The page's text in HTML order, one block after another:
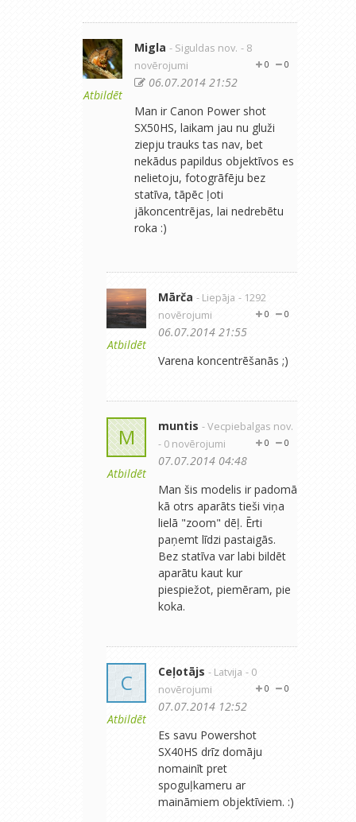
Atbildēt
Migla - Siguldas nov. - 8
novērojumi
0
0
06.07.2014 21:52
Man ir Canon Power shot
SX50HS, laikam jau nu gluži
ziepju trauks tas nav, bet
nekādus papildus objektīvos es
nelietoju, fotogrāfēju bez
statīva, tāpēc ļoti
jākoncentrējas, lai nedrebētu
roka :)
Atbildēt
Mārča - Liepāja - 1292
novērojumi
0
0
06.07.2014 21:55
Varena koncentrēšanās ;)
M
Atbildēt
muntis - Vecpiebalgas nov.
- 0 novērojumi
0
0
07.07.2014 04:48
Man šis modelis ir padomā
kā otrs aparāts tieši viņa
lielā "zoom" dēļ. Ērti
paņemt līdzi pastaigās.
Bez statīva var labi bildēt
aparātu kaut kur
piespiežot, piemēram, pie
koka.
C
Atbildēt
Ceļotājs - Latvija - 0
novērojumi
0
0
07.07.2014 12:52
Es savu Powershot
SX40HS drīz domāju
nomainīt pret
spoguļkameru ar
maināmiem objektīviem. :)